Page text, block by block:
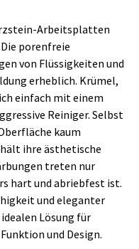
Arbeitsplatten
porenfreie
von Flüssigkeiten und
erheblich. Krümel,
einfach mit einem
Reiniger. Selbst
kaum
ihre ästhetische
treten nur
hart und abriebfest ist.
und eleganter
Lösung für
und Design.